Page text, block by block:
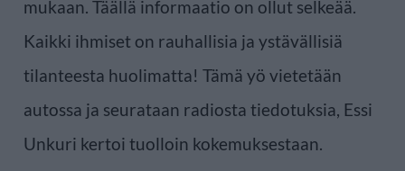
mukaan. Täällä informaatio on ollut selkeää.
Kaikki ihmiset on rauhallisia ja ystävällisiä
tilanteesta huolimatta! Tämä yö vietetään
autossa ja seurataan radiosta tiedotuksia, Essi
Unkuri kertoi tuolloin kokemuksestaan.